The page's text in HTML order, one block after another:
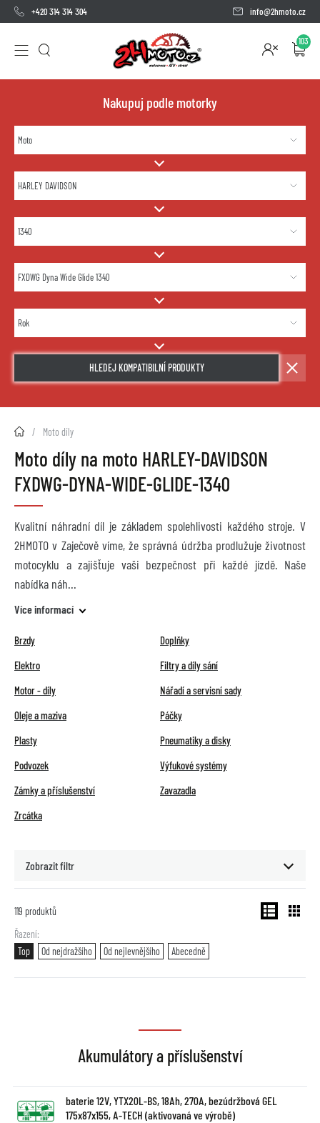
+420 314 314 304 info@2hmoto.cz
103
Nakupuj podle motorky
HLEDEJ KOMPATIBILNÍ PRODUKTY
2HMOTO.cz Moto díly
Moto díly na moto HARLEY-DAVIDSON
FXDWG-DYNA-WIDE-GLIDE-1340
Kvalitní náhradní díl je základem spolehlivosti každého stroje. V
2HMOTO v Zaječově víme, že správná údržba prodlužuje životnost
motocyklu a zajišťuje vaši bezpečnost při každé jízdě. Naše
nabídka náh
Více informací
Brzdy
Doplňky
Elektro
Filtry a díly sání
Motor - díly
Nářadí a servisní sady
Oleje a maziva
Páčky
Plasty
Pneumatiky a disky
Podvozek
Výfukové systémy
Zámky a příslušenství
Zavazadla
Zrcátka
Zobrazit filtr
119 produktů
Řazení
Top
Od nejdražšího Od nejlevnějšího Abecedně
Akumulátory a příslušenství
baterie 12V, YTX20L-BS, 18Ah, 270A, bezúdržbová GEL
175x87x155, A-TECH (aktivovaná ve výrobě)